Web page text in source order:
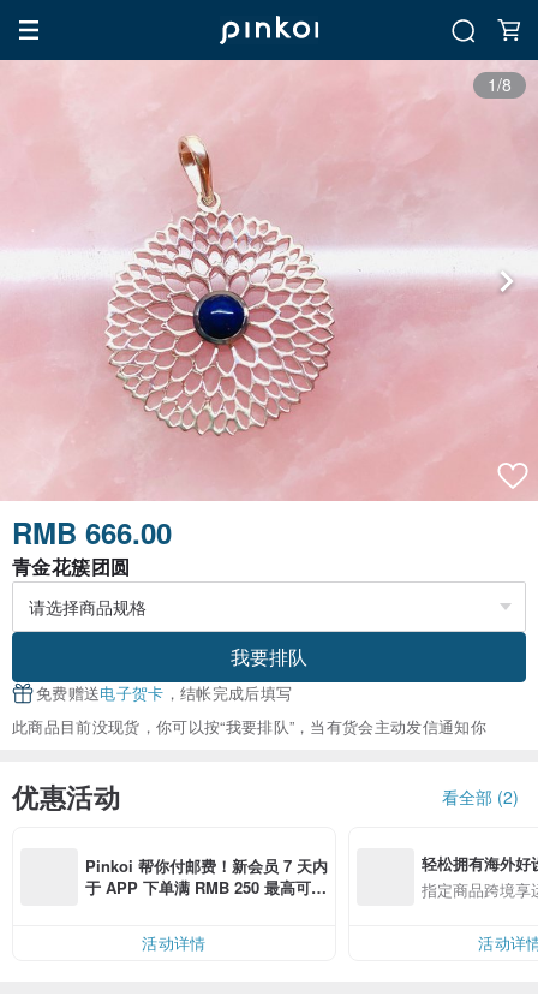
1/8
RMB 666.00
青金花簇团圆
我要排队
免费赠送电子贺卡 ，结帐完成后填写
此商品目前没现货，你可以按“我要排队”，当有货会主动发信通知你
优惠活动 看全部 (2)
Pinkoi 帮你付邮费！新会员 7 天内
于 APP 下单满 RMB 250 最高可折
活动详情
轻松拥有海外好
指定商品跨境享
活动详